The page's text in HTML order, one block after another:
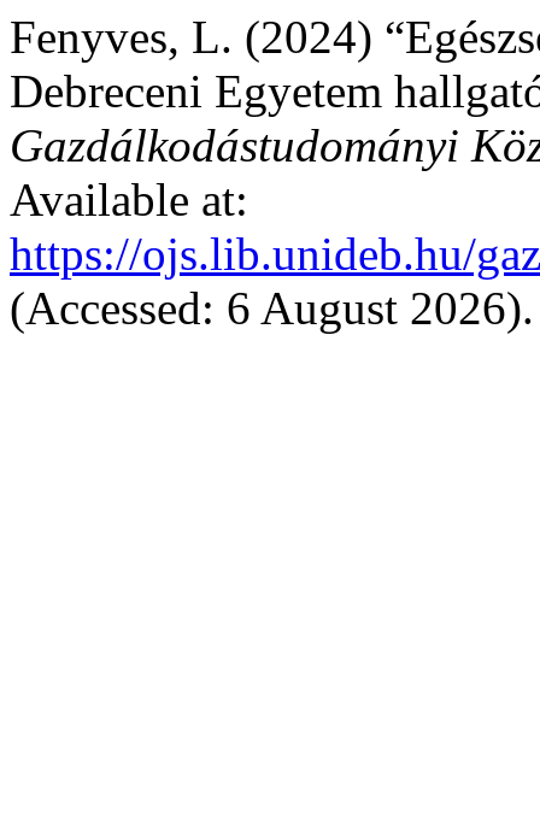
Fenyves, L. (2024)
Debreceni Egyetem
Gazdálkodástudományi
Available at:
https://ojs.lib.unideb.hu/
(Accessed: 6 August 2026).